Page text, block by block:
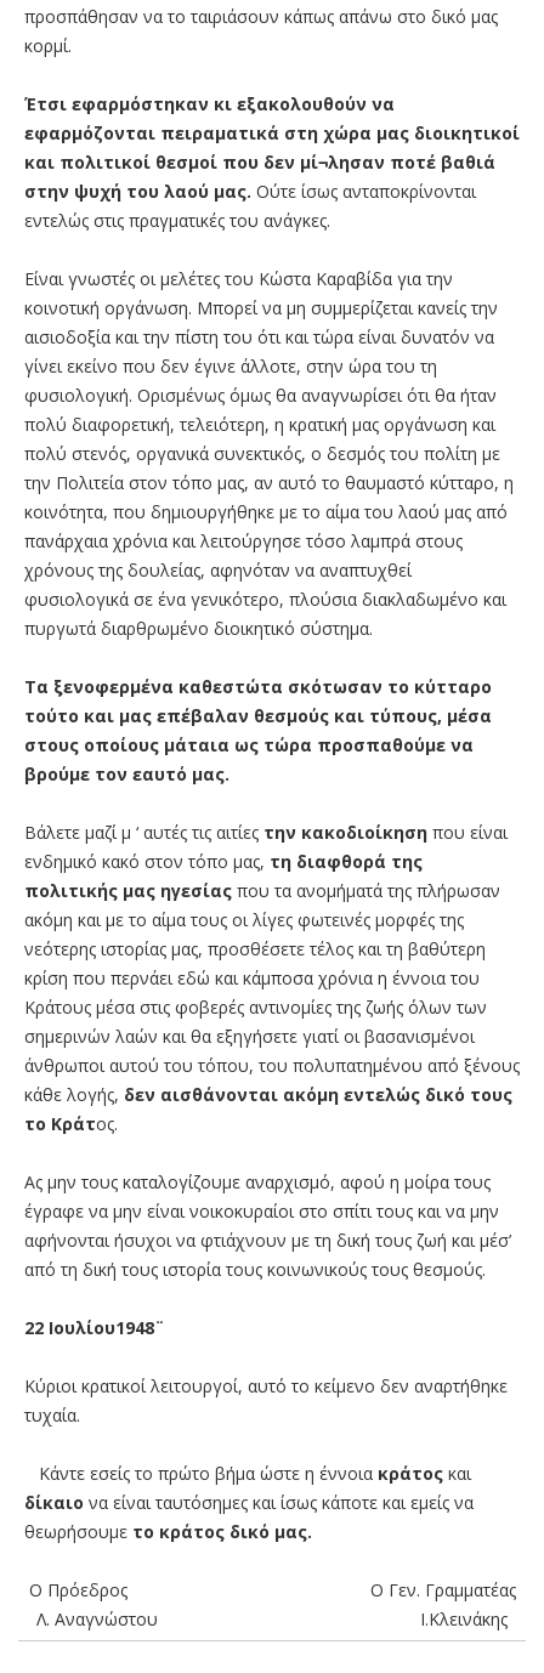
προσπάθησαν να το ταιριάσουν κάπως απάνω στο δικό μας
κορμί.
Έτσι εφαρμόστηκαν κι εξακολουθούν να
εφαρμόζονται πειραματικά στη χώρα μας διοικητικοί
και πολιτικοί θεσμοί που δεν μί¬λησαν ποτέ βαθιά
στην ψυχή του λαού μας. Ούτε ίσως ανταποκρίνονται
εντελώς στις πραγματικές του ανάγκες.
Είναι γνωστές οι μελέτες του Κώστα Καραβίδα για την
κοινοτική οργάνωση. Μπορεί να μη συμμερίζεται κανείς την
αισιοδοξία και την πίστη του ότι και τώρα είναι δυνατόν να
γίνει εκείνο που δεν έγινε άλλοτε, στην ώρα του τη
φυσιολογική. Ορισμένως όμως θα αναγνωρίσει ότι θα ήταν
πολύ διαφορετική, τελειότερη, η κρατική μας οργάνωση και
πολύ στενός, οργανικά συνεκτικός, ο δεσμός του πολίτη με
την Πολιτεία στον τόπο μας, αν αυτό το θαυμαστό κύτταρο, η
κοινότητα, που δημιουργήθηκε με το αίμα του λαού μας από
πανάρχαια χρόνια και λειτούργησε τόσο λαμπρά στους
χρόνους της δουλείας, αφηνόταν να αναπτυχθεί
φυσιολογικά σε ένα γενικότερο, πλούσια διακλαδωμένο και
πυργωτά διαρθρωμένο διοικητικό σύστημα.
Τα ξενοφερμένα καθεστώτα σκότωσαν το κύτταρο
τούτο και μας επέβαλαν θεσμούς και τύπους, μέσα
στους οποίους μάταια ως τώρα προσπαθούμε να
βρούμε τον εαυτό μας.
Βάλετε μαζί μ ‘ αυτές τις αιτίες την κακοδιοίκηση που είναι
ενδημικό κακό στον τόπο μας, τη διαφθορά της
πολιτικής μας ηγεσίας που τα ανομήματά της πλήρωσαν
ακόμη και με το αίμα τους οι λίγες φωτεινές μορφές της
νεότερης ιστορίας μας, προσθέσετε τέλος και τη βαθύτερη
κρίση που περνάει εδώ και κάμποσα χρόνια η έννοια του
Κράτους μέσα στις φοβερές αντινομίες της ζωής όλων των
σημερινών λαών και θα εξηγήσετε γιατί οι βασανισμένοι
άνθρωποι αυτού του τόπου, του πολυπατημένου από ξένους
κάθε λογής, δεν αισθάνονται ακόμη εντελώς δικό τους
το Κράτος.
Ας μην τους καταλογίζουμε αναρχισμό, αφού η μοίρα τους
έγραφε να μην είναι νοικοκυραίοι στο σπίτι τους και να μην
αφήνονται ήσυχοι να φτιάχνουν με τη δική τους ζωή και μέσ’
από τη δική τους ιστορία τους κοινωνικούς τους θεσμούς.
22 Ιουλίου1948¨
Κύριοι κρατικοί λειτουργοί, αυτό το κείμενο δεν αναρτήθηκε
τυχαία.
Κάντε εσείς το πρώτο βήμα ώστε η έννοια κράτος και
δίκαιο να είναι ταυτόσημες και ίσως κάποτε και εμείς να
θεωρήσουμε το κράτος δικό μας.
Ο Πρόεδρος Ο Γεν. Γραμματέας
Λ. Αναγνώστου Ι.Κλεινάκης